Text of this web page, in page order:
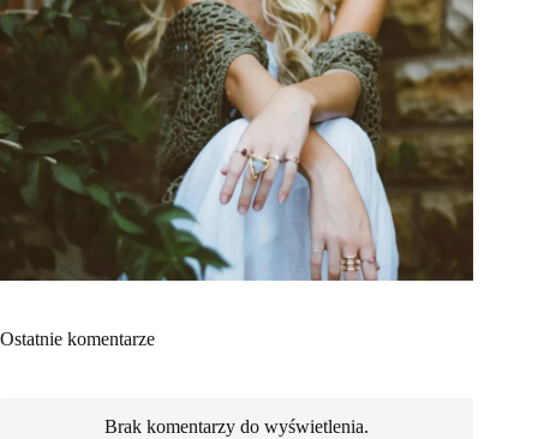
Ostatnie komentarze
Brak komentarzy do wyświetlenia.